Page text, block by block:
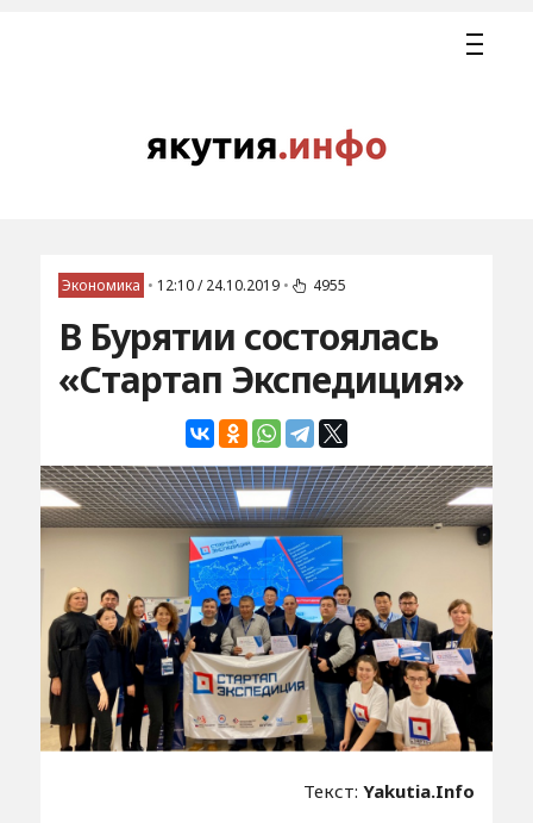
Экономика • 12:10 / 24.10.2019 • 4955
В Бурятии состоялась
«Стартап Экспедиция»
Текст:Yakutia.Info